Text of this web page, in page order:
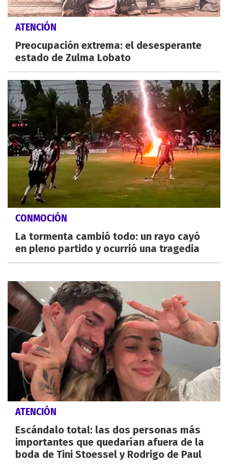
ATENCIÓN
Preocupación extrema: el desesperante
estado de Zulma Lobato
CONMOCIÓN
La tormenta cambió todo: un rayo cayó
en pleno partido y ocurrió una tragedia
ATENCIÓN
Escándalo total: las dos personas más
importantes que quedarían afuera de la
boda de Tini Stoessel y Rodrigo de Paul